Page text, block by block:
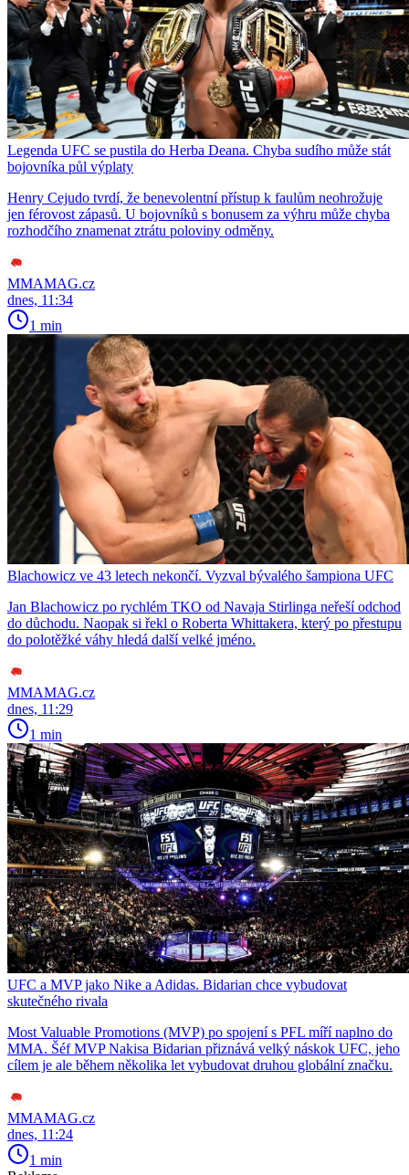
Legenda UFC se pustila do Herba Deana. Chyba sudího může stát
bojovníka půl výplaty
Henry Cejudo tvrdí, že benevolentní přístup k faulům neohrožuje
jen férovost zápasů. U bojovníků s bonusem za výhru může chyba
rozhodčího znamenat ztrátu poloviny odměny.
MMAMAG.cz
dnes, 11:34
1 min
Blachowicz ve 43 letech nekončí. Vyzval bývalého šampiona UFC
Jan Blachowicz po rychlém TKO od Navaja Stirlinga neřeší odchod
do důchodu. Naopak si řekl o Roberta Whittakera, který po přestupu
do polotěžké váhy hledá další velké jméno.
MMAMAG.cz
dnes, 11:29
1 min
UFC a MVP jako Nike a Adidas. Bidarian chce vybudovat
skutečného rivala
Most Valuable Promotions (MVP) po spojení s PFL míří naplno do
MMA. Šéf MVP Nakisa Bidarian přiznává velký náskok UFC, jeho
cílem je ale během několika let vybudovat druhou globální značku.
MMAMAG.cz
dnes, 11:24
1 min